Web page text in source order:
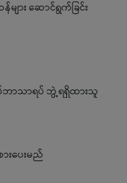
များ ဆောင်ရွက်ခြင်း
ဘာသာရပ် ဘွဲ့ရရှိထားသူ
းပေးမည်